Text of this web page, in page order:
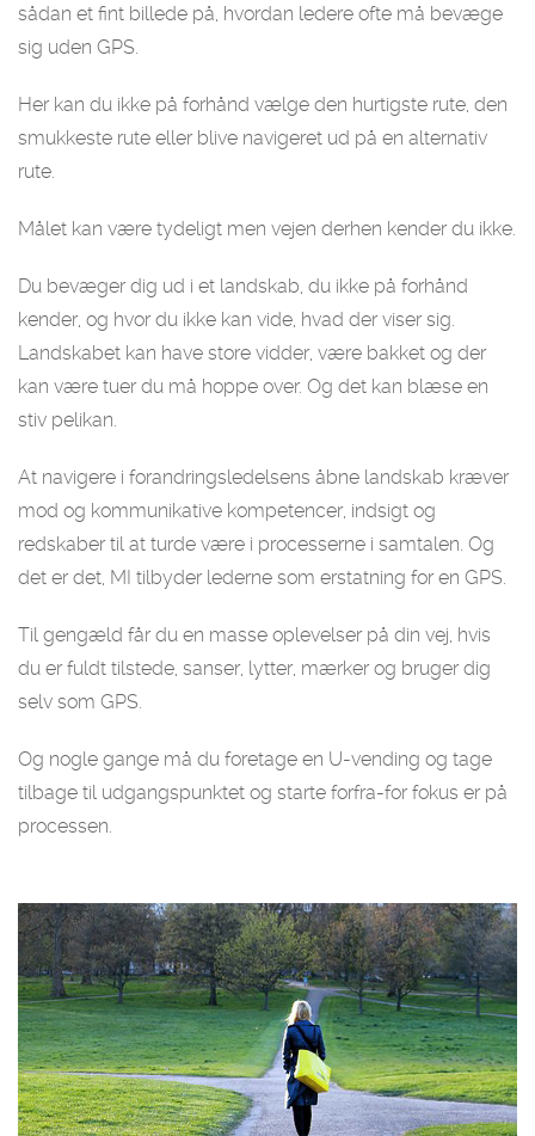
sådan et fint billede på, hvordan ledere ofte må bevæge
sig uden GPS.
Her kan du ikke på forhånd vælge den hurtigste rute, den
smukkeste rute eller blive navigeret ud på en alternativ
rute.
Målet kan være tydeligt men vejen derhen kender du ikke.
Du bevæger dig ud i et landskab, du ikke på forhånd
kender, og hvor du ikke kan vide, hvad der viser sig.
Landskabet kan have store vidder, være bakket og der
kan være tuer du må hoppe over. Og det kan blæse en
stiv pelikan.
At navigere i forandringsledelsens åbne landskab kræver
mod og kommunikative kompetencer, indsigt og
redskaber til at turde være i processerne i samtalen. Og
det er det, MI tilbyder lederne som erstatning for en GPS.
Til gengæld får du en masse oplevelser på din vej, hvis
du er fuldt tilstede, sanser, lytter, mærker og bruger dig
selv som GPS.
Og nogle gange må du foretage en U-vending og tage
tilbage til udgangspunktet og starte forfra-for fokus er på
processen.